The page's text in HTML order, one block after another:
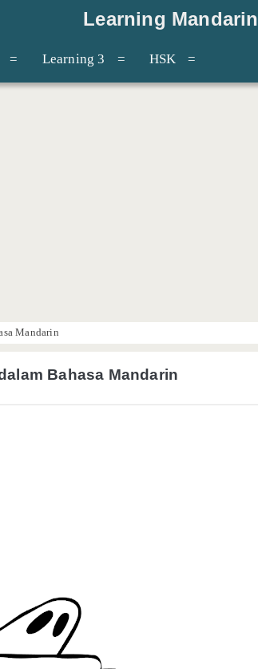
Learning Mandarin
Learning 3 HSK
Mandarin
Bahasa Mandarin